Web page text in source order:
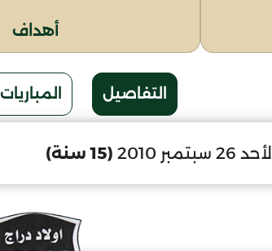
أهداف
التفاصيل المباريات
الأحد 26 سبتمبر 2010 (15 سنة)